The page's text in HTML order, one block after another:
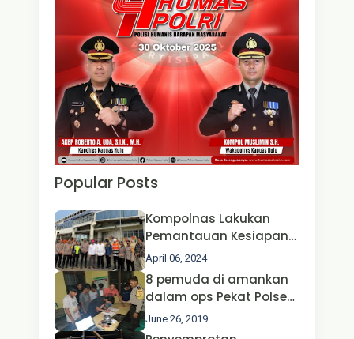
Popular Posts
Kompolnas Lakukan
Pemantauan Kesiapan
Operasi Ketupat 2024 di
Polda Jatim Bersama
Kapolri dan Menteri
Perhubungan
April 06, 2024
8 pemuda di amankan
dalam ops Pekat Polsek
Jongkong
June 26, 2019